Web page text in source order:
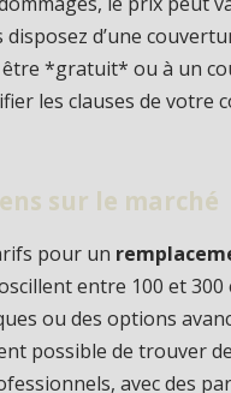
disposez d’une
*gratuit* ou à un
les clauses de votre
sur le marché
pour un
entre 100 et
ou des options
possible de trouver
avec des